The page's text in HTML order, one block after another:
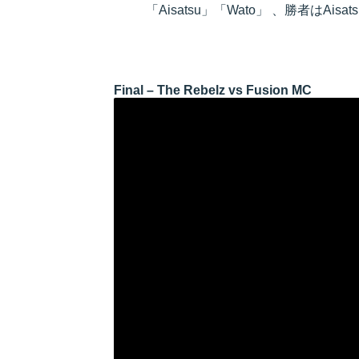
「Aisatsu」「Wato」 、勝者は
Final – The Rebelz vs Fusion MC